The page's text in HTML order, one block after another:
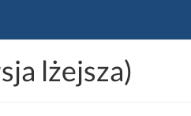
lżejsza)